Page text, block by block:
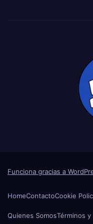
Funciona gracias a
HomeContactoCookie
Quienes SomosTérminos